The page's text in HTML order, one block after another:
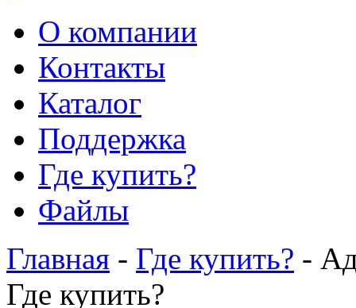
О компании
Контакты
Каталог
Поддержка
Где купить?
Файлы
Главная - Где купить? -
Где купить?